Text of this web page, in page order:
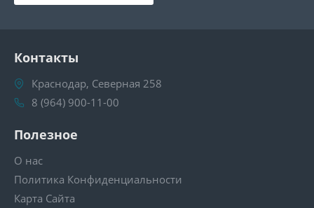
Контакты
Краснодар, Северная 258
8 (964) 900-11-00
Полезное
О нас
Политика Конфиденциальности
Карта Сайта